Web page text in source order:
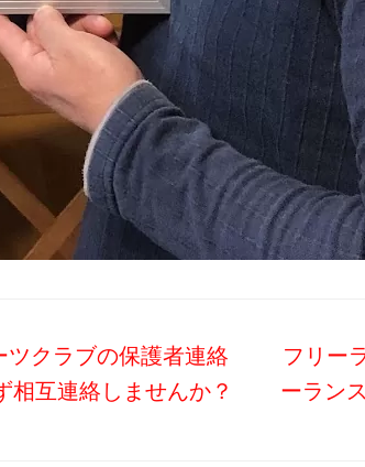
クラブの保護者連絡
相互連絡しませんか？
フリー
ーラン